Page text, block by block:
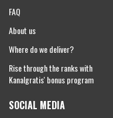
FAQ
About us
Where do we deliver?
Rise through the ranks with
Kanalgratis' bonus program
SOCIAL MEDIA